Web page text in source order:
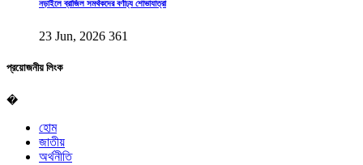
নড়াইলে ব্রাজিল সমর্থকদের বর্ণাঢ্য শোভাযাত্রা
23 Jun, 2026 361
প্রয়োজনীয় লিংক
�
হোম
জাতীয়
অর্থনীতি